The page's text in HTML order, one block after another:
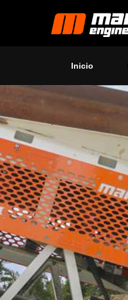
Inicio